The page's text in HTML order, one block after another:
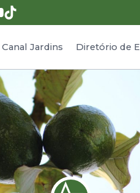
Canal Jardins Diretório de